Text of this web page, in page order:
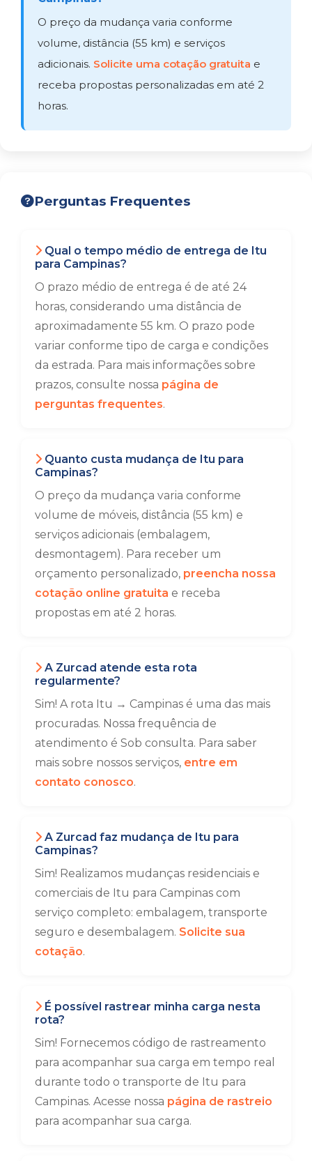
O preço da mudança varia conforme
volume, distância (55 km) e serviços
adicionais. Solicite uma cotação gratuita e
receba propostas personalizadas em até 2
horas.
Perguntas Frequentes
Qual o tempo médio de entrega de Itu
para Campinas?
O prazo médio de entrega é de até 24
horas, considerando uma distância de
aproximadamente 55 km. O prazo pode
variar conforme tipo de carga e condições
da estrada. Para mais informações sobre
prazos, consulte nossa página de
perguntas frequentes.
Quanto custa mudança de Itu para
Campinas?
O preço da mudança varia conforme
volume de móveis, distância (55 km) e
serviços adicionais (embalagem,
desmontagem). Para receber um
orçamento personalizado, preencha nossa
cotação online gratuita e receba
propostas em até 2 horas.
A Zurcad atende esta rota
regularmente?
Sim! A rota Itu → Campinas é uma das mais
procuradas. Nossa frequência de
atendimento é Sob consulta. Para saber
mais sobre nossos serviços, entre em
contato conosco.
A Zurcad faz mudança de Itu para
Campinas?
Sim! Realizamos mudanças residenciais e
comerciais de Itu para Campinas com
serviço completo: embalagem, transporte
seguro e desembalagem. Solicite sua
cotação.
É possível rastrear minha carga nesta
rota?
Sim! Fornecemos código de rastreamento
para acompanhar sua carga em tempo real
durante todo o transporte de Itu para
Campinas. Acesse nossa página de rastreio
para acompanhar sua carga.